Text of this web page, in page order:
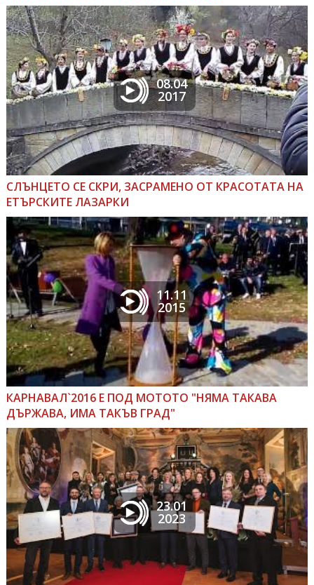
08.04
2017
СЛЪНЦЕТО СЕ СКРИ, ЗАСРАМЕНО ОТ КРАСОТАТА НА
ЕТЪРСКИТЕ ЛАЗАРКИ
11.11
2015
КАРНАВАЛ`2016 Е ПОД МОТОТО "НЯМА ТАКАВА
ДЪРЖАВА, ИМА ТАКЪВ ГРАД"
23.01
2023